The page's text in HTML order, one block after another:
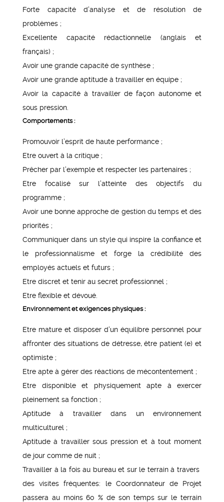
Forte capacité d’analyse et de résolution de
problèmes ;
Excellente capacité rédactionnelle (anglais et
français) ;
Avoir une grande capacité de synthèse ;
Avoir une grande aptitude à travailler en équipe ;
Avoir la capacité à travailler de façon autonome et
sous pression.
Comportements :
Promouvoir l’esprit de haute performance ;
Etre ouvert à la critique ;
Prêcher par l’exemple et respecter les partenaires ;
Etre focalisé sur l’atteinte des objectifs du
programme ;
Avoir une bonne approche de gestion du temps et des
priorités ;
Communiquer dans un style qui inspire la confiance et
le professionnalisme et forge la crédibilité des
employés actuels et futurs ;
Etre discret et tenir au secret professionnel ;
Etre flexible et dévoué.
Environnement et exigences physiques :
Etre mature et disposer d’un équilibre personnel pour
affronter des situations de détresse, être patient (e) et
optimiste ;
Etre apte à gérer des réactions de mécontentement ;
Etre disponible et physiquement apte à exercer
pleinement sa fonction ;
Aptitude à travailler dans un environnement
multiculturel ;
Aptitude à travailler sous pression et à tout moment
de jour comme de nuit ;
Travailler à la fois au bureau et sur le terrain à travers
des visites fréquentes: le Coordonnateur de Projet
passera au moins 60 % de son temps sur le terrain